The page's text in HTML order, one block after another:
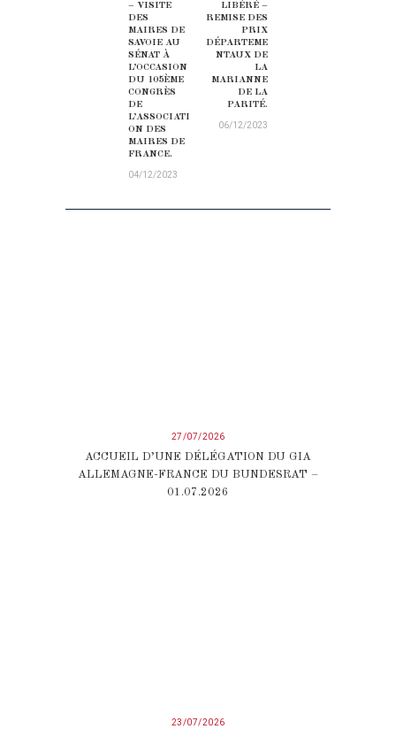
– VISITE
DES
MAIRES DE
SAVOIE AU
SÉNAT À
L’OCCASION
DU 105ÈME
CONGRÈS
DE
L’ASSOCIATI
ON DES
MAIRES DE
FRANCE.
04/12/2023
LIBÉRÉ –
REMISE DES
PRIX
DÉPARTEME
NTAUX DE
LA
MARIANNE
DE LA
PARITÉ.
06/12/2023
27/07/2026
ACCUEIL D’UNE DÉLÉGATION DU GIA
ALLEMAGNE-FRANCE DU BUNDESRAT –
01.07.2026
23/07/2026